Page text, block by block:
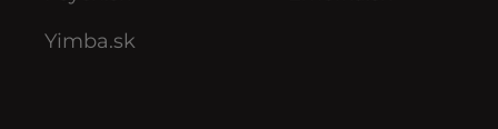
Yimba.sk